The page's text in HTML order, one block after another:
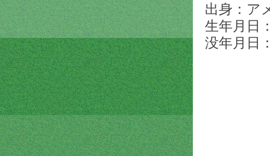
出身：ア
生年月日
没年月日